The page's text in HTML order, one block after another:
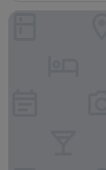
Rydges South Bank